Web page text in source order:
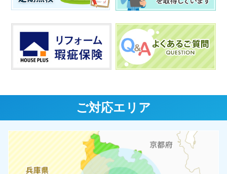
ご対応エリア